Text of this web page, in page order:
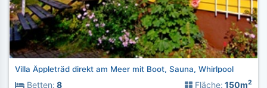
Villa Äppleträd direkt am Meer mit Boot, Sauna, Whirlpool
Betten: 8 Fläche: 150m2